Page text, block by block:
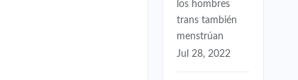
los hombres
trans también
menstrúan
Jul 28, 2022